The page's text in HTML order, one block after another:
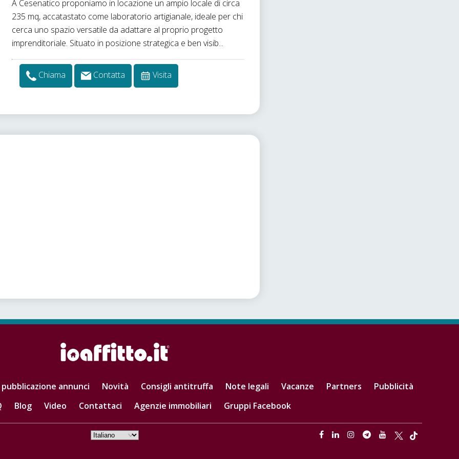
A Cesenatico proponiamo in locazione un ampio locale di circa
235 mq, accatastato come laboratorio artigianale, ideale per chi
cerca uno spazio versatile da adattare al proprio progetto
imprenditoriale. Situato in posizione strategica e ben visib...
Chiama Contatta Visita
annunci Novità Consigli antitruffa Note legali Vacanze Partners
Pubblicità
Blog Video Contattaci Agenzie immobiliari Gruppi Facebook